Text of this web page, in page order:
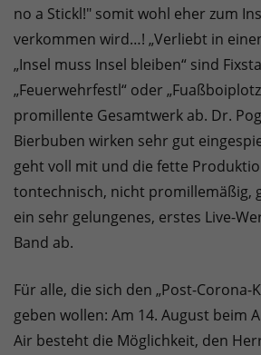
no a Stickl!" somit wohl eher zum
verkommen wird…! „Verliebt in
„Insel muss Insel bleiben“ sind
„Feuerwehrfestl“ oder
promillente Gesamtwerk ab. Dr.
Bierbuben wirken sehr gut
geht voll mit und die fette
tontechnisch, nicht promillemäßig,
ein sehr gelungenes, erstes Live-
Band ab.
Für alle, die sich den „Post-Corona-
geben wollen: Am 14. August beim
Air besteht die Möglichkeit, den